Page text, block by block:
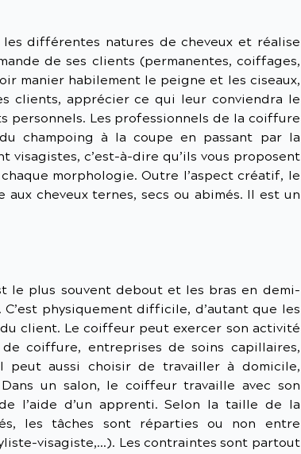
différentes natures de cheveux et réalise
de ses clients (permanentes, coiffages,
manier habilement le peigne et les ciseaux,
clients, apprécier ce qui leur conviendra le
personnels. Les professionnels de la coiffure
champoing à la coupe en passant par la
visagistes, c’est-à-dire qu’ils vous proposent
morphologie. Outre l’aspect créatif, le
cheveux ternes, secs ou abimés. Il est un
le plus souvent debout et les bras en demi-
physiquement difficile, d’autant que les
client. Le coiffeur peut exercer son activité
coiffure, entreprises de soins capillaires,
peut aussi choisir de travailler à domicile,
un salon, le coiffeur travaille avec son
l’aide d’un apprenti. Selon la taille de la
les tâches sont réparties ou non entre
visagiste,…). Les contraintes sont partout